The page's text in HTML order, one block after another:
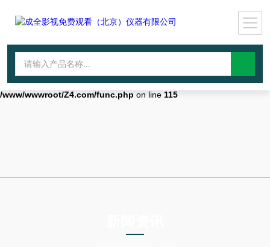
Warning: mkdir(): No space left on device in
file_put_contents(./cachefile_yuan/wwyjgs.com/cache/df/bfd41/
failed to open stream: No such file or directory in
/www/wwwroot/Z4.com/func.php on line 115